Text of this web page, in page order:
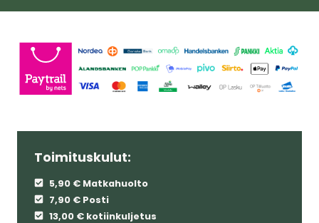
Toimituskulut:
5,90 € Matkahuolto
7,90 € Posti
13,00 € kotiinkuljetus